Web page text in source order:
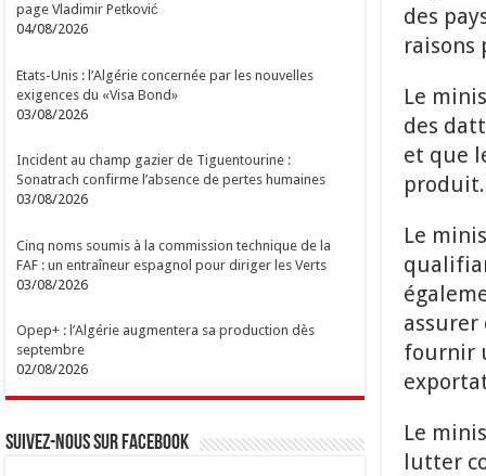
des
raisons
Le
des
et que
produit.
Le
fournir
Le
lutter
page Vladimir Petković
04/08/2026
Etats-Unis : l’Algérie concernée par les nouvelles
exigences du «Visa Bond»
03/08/2026
Incident au champ gazier de Tiguentourine :
Sonatrach confirme l’absence de pertes humaines
03/08/2026
Cinq noms soumis à la commission technique de la
FAF : un entraîneur espagnol pour diriger les Verts
03/08/2026
Opep+ : l’Algérie augmentera sa production dès
septembre
02/08/2026
Suivez-nous sur Facebook